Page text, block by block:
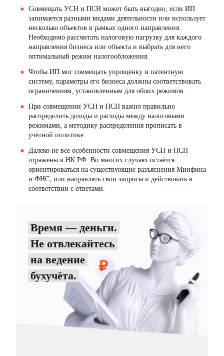
Совмещать УСН и ПСН может быть выгодно, если ИП
занимается разными видами деятельности или использует
несколько объектов в рамках одного направления.
Необходимо рассчитать налоговую нагрузку для каждого
направления бизнеса или объекта и выбрать для него
оптимальный режим налогообложения.
Чтобы ИП мог совмещать упрощёнку и патентную
систему, параметры его бизнеса должны соответствовать
ограничениям, установленным для обоих режимов.
При совмещении УСН и ПСН важно правильно
распределить доходы и расходы между налоговыми
режимами, а методику распределения прописать в
учётной политике.
Далеко не все особенности совмещения УСН и ПСН
отражены в НК РФ. Во многих случаях остаётся
ориентироваться на существующие разъяснения Минфина
и ФНС, или направлять свои запросы и действовать в
соответствии с ответами.
Время — деньги.
Не отвлекайтесь
на ведение
бухучёта.